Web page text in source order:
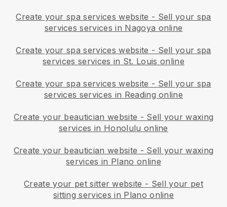
Create your spa services website - Sell your spa
services services in Nagoya online
Create your spa services website - Sell your spa
services services in St. Louis online
Create your spa services website - Sell your spa
services services in Reading online
Create your beautician website - Sell your waxing
services in Honolulu online
Create your beautician website - Sell your waxing
services in Plano online
Create your pet sitter website - Sell your pet
sitting services in Plano online